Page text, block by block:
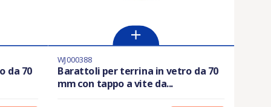
da 70
Prodotto disponibile con diverse opzioni
Prix unitaire :5.80 €
WJ000388
Barattoli per terrina in vetro da 70
mm con tappo a vite da...